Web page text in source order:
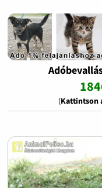
(Kattintson